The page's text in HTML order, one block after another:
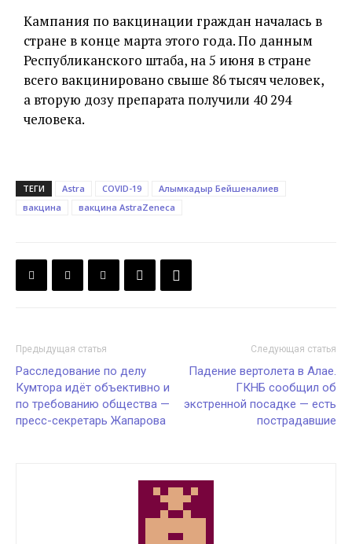
Кампания по вакцинации граждан началась в
стране в конце марта этого года. По данным
Республиканского штаба, на 5 июня в стране
всего вакцинировано свыше 86 тысяч человек,
а вторую дозу препарата получили 40 294
человека.
ТЕГИ Astra COVID-19
Алымкадыр Бейшеналиев
вакцина
вакцина AstraZeneca
Предыдущая статья
Расследование по делу
Кумтора идёт объективно и
по требованию общества —
пресс-секретарь Жапарова
Следующая статья
Падение вертолета в Алае.
ГКНБ сообщил об
экстренной посадке — есть
пострадавшие